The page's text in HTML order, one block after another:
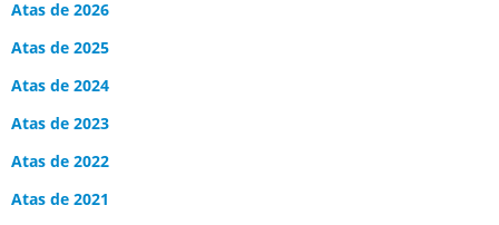
Atas de 2026
Atas de 2025
Atas de 2024
Atas de 2023
Atas de 2022
Atas de 2021